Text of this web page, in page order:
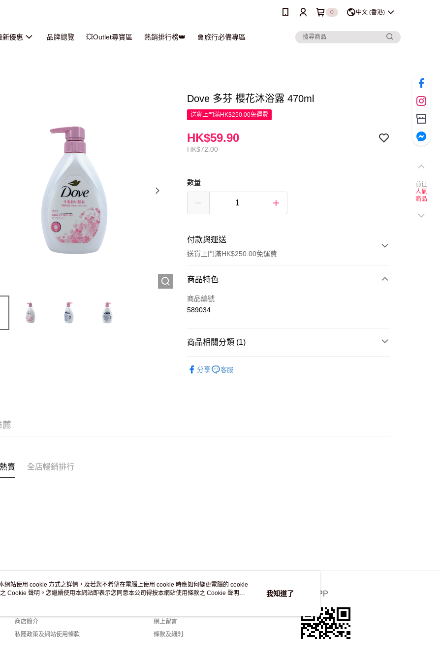
0 中文 (香港)
新優惠 品牌總覽 💥Outlet尋寶區 熱銷排行榜👑 🛅旅行必備專區
Dove 多芬 櫻花沐浴露 470ml
送貨上門滿HK$250.00免運費
HK$72.00
HK$59.90
數量
付款與運送
送貨上門滿HK$250.00免運費
付款方式
信用卡
商品特色
商品編號
589034
商品相關分類 (1)
分享
客服
薦
賣 全店暢銷排行
關於我們
商店簡介
私隱政策及網站使用條款
客戶服務
網上留言
條款及細則
官方APP
前往
人氣
商品
網站使用 cookie 方式之詳情，及若您不希望在電腦上使用 cookie 時應如何變更電腦的 cookie
Cookie 聲明。您繼續使用本網站即表示您同意本公司得按本網站使用條款之 Cookie 聲明使
我知道了